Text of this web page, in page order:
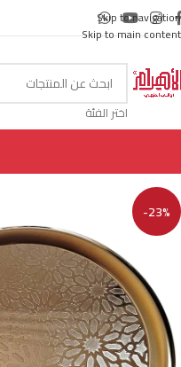
Skip to navigation
Skip to main content
اختر الفئة
-23%